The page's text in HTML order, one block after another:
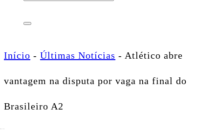
for:
Início - Últimas Notícias - Atlético abre
vantagem na disputa por vaga na final do
Brasileiro A2